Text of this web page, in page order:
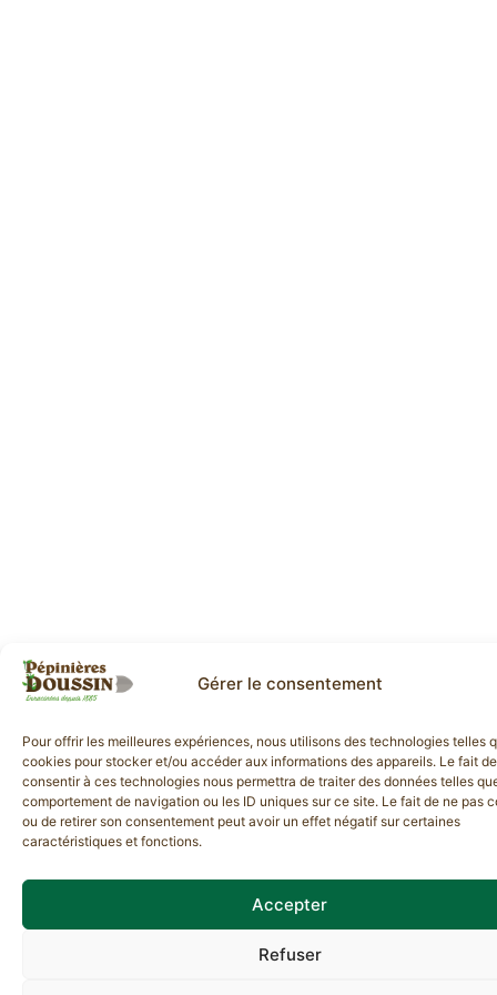
Gérer le consentement
Pour offrir les meilleures expériences, nous utilisons des technologies telles
cookies pour stocker et/ou accéder aux informations des appareils. Le fait de
consentir à ces technologies nous permettra de traiter des données telles
comportement de navigation ou les ID uniques sur ce site. Le fait de ne pas
ou de retirer son consentement peut avoir un effet négatif sur certaines
caractéristiques et fonctions.
Accepter
Refuser